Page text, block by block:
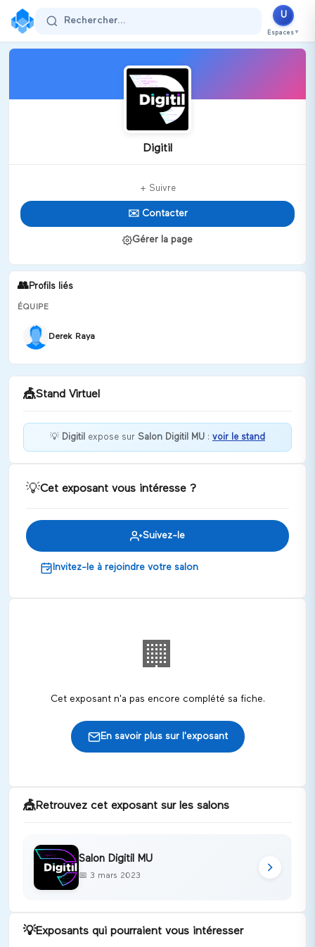
Rechercher...
U
Espaces ▼
Digitil
+ Suivre
✉️ Contacter
Gérer la page
👥Profils liés
ÉQUIPE
Derek Raya
🎪Stand Virtuel
Discuter
💡 Digitil expose sur Salon Digitil MU : voir le stand
💡Cet exposant vous intéresse ?
Suivez-le
Invitez-le à rejoindre votre salon
🏢
Cet exposant n'a pas encore complété sa fiche.
En savoir plus sur l'exposant
🎪Retrouvez cet exposant sur les salons
Salon Digitil MU
📅 3 mars 2023
💡Exposants qui pourraient vous intéresser